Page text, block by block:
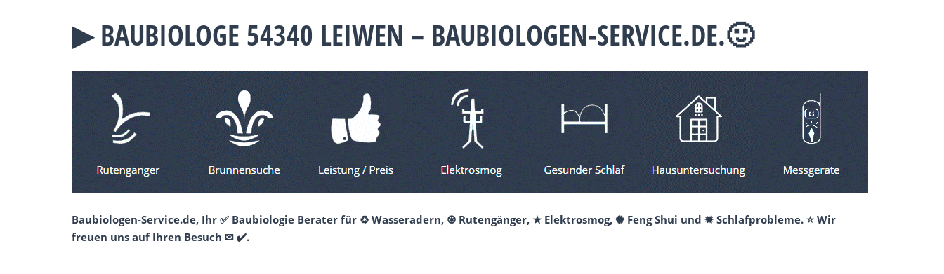
▶︎ BAUBIOLOGE 54340 LEIWEN – BAUBIOLOGEN-SERVICE.DE.🙂
Baubiologen-Service.de, Ihr ✅ Baubiologie Berater für ♻ Wasseradern, ♼ Rutengänger, ★ Elektrosmog, ✺ Feng Shui und ✹ Schlafprobleme. ⭐ Wir
freuen uns auf Ihren Besuch ✉ ✔️.